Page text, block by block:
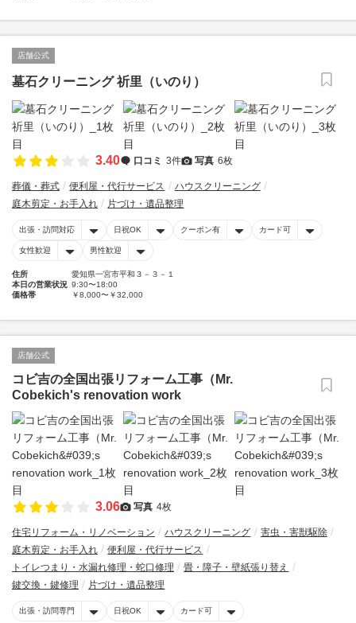
店舗公式
墓石クリーニング 祈里（いのり）
3.40 口コミ 3件 写真 6枚
葬儀・葬式 便利屋・代行サービス
ハウスクリーニング
庭木剪定・お手入れ
片づけ・遺品整理
出張・訪問対応 日祝OK クーポン有 カード可
女性歓迎 男性歓迎
住所
愛知県一宮市平和３－３－１
本日の営業状況 9:30〜18:00
価格帯
￥8,000〜￥32,000
店舗公式
コビ吉の全国出張リフォーム工事（Mr.
Cobekich's renovation work
3.06 写真 4枚
住宅リフォーム・リノベーション ハウスクリーニング
害虫・害獣駆除
庭木剪定・お手入れ
便利屋・代行サービス
トイレつまり・水漏れ修理・蛇口修理
畳・障子・壁紙張り替え
鍵交換・鍵修理
片づけ・遺品整理
出張・訪問専門 日祝OK カード可